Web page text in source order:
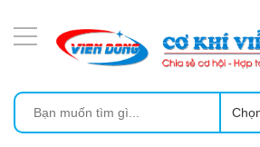
MÁY ÉP MÍA TẠO BỌT
MÁY RỬA BÁT SIÊU ÂM